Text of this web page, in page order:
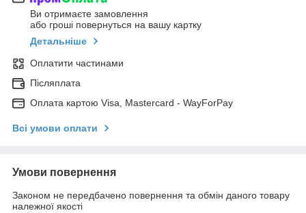
Ви отримаєте замовлення
або гроші повернуться на вашу картку
Детальніше
Оплатити частинами
Післяплата
Оплата картою Visa, Mastercard - WayForPay
Всі умови оплати
Умови повернення
Законом не передбачено повернення та обмін даного товару
належної якості